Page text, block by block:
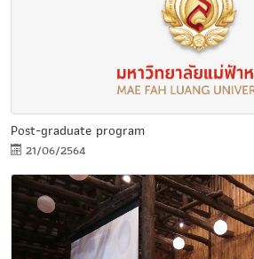
Post-graduate program
21/06/2564